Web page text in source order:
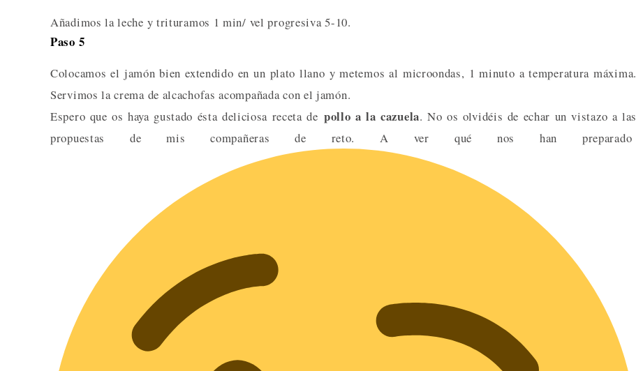
Añadimos la leche y trituramos 1 min/ vel progresiva 5-10.
Paso 5
Colocamos el jamón bien extendido en un plato llano y metemos al microondas, 1 minuto a temperatura máxima.
Servimos la crema de alcachofas acompañada con el jamón.
Espero que os haya gustado ésta deliciosa receta depollo a la cazuela. No os olvidéis de echar un vistazo a las
propuestas de mis compañeras de reto. A ver qué nos han preparado